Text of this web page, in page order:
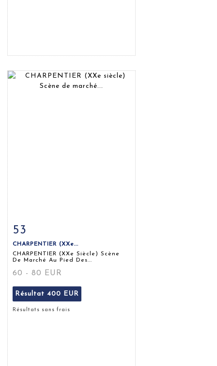
Fiche détaillée
53
CHARPENTIER (XXe...
CHARPENTIER (XXe Siècle) Scène
De Marché Au Pied Des...
60 - 80 EUR
Résultat 400 EUR
Résultats sans frais